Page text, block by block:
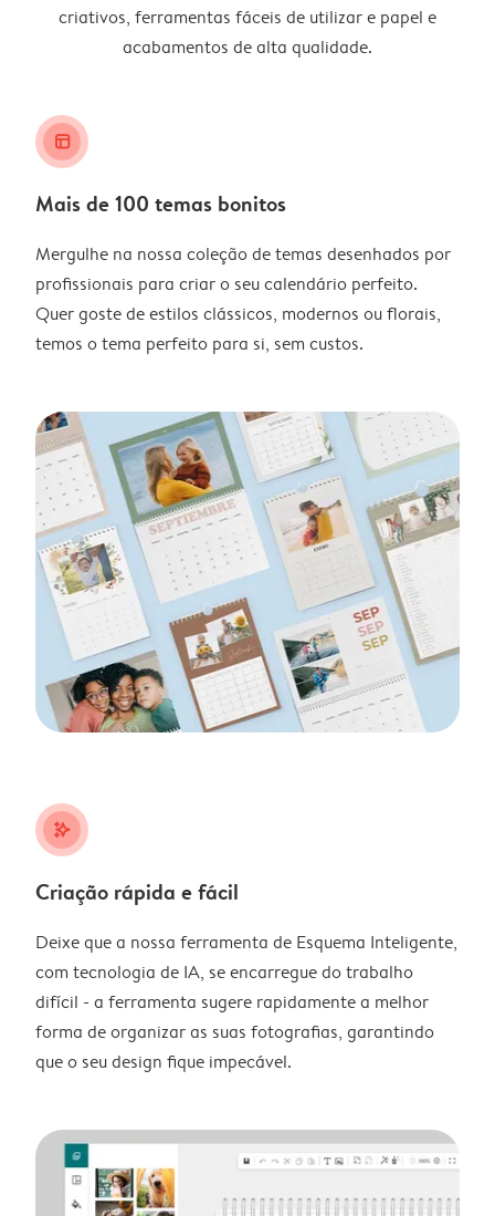
criativos, ferramentas fáceis de utilizar e papel e
acabamentos de alta qualidade.
layout_alt
Mais de 100 temas bonitos
Mergulhe na nossa coleção de temas desenhados por
profissionais para criar o seu calendário perfeito.
Quer goste de estilos clássicos, modernos ou florais,
temos o tema perfeito para si, sem custos.
stars_plus
Criação rápida e fácil
Deixe que a nossa ferramenta de Esquema Inteligente,
com tecnologia de IA, se encarregue do trabalho
difícil - a ferramenta sugere rapidamente a melhor
forma de organizar as suas fotografias, garantindo
que o seu design fique impecável.